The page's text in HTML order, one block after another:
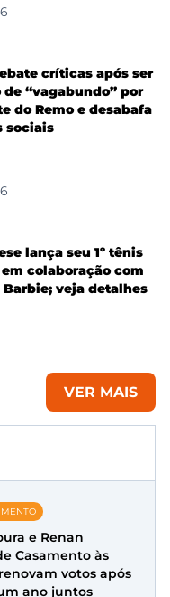
críticas após ser
de “vagabundo” por
do Remo e desabafa
sociais
lança seu 1º tênis
colaboração com
Barbie; veja detalhes
VER MAIS
e Renan
Casamento às
votos após
ano juntos